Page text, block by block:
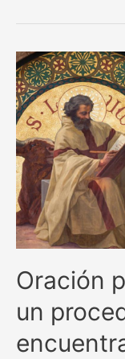
oración
San
Alejo
para
separar
y
alejar
todo
lo
negativo.
Oración
un